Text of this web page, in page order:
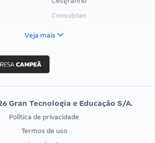
Unificado
Consulplan
Vunesp
EXAME DE ORDEM
Veja mais
Gran Tecnologia e Educação S/A.
Política de privacidade
Termos de uso